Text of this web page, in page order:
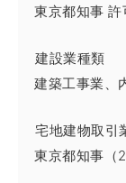
東京都知事
建設業種類
建築工事業、
宅地建物取引
東京都知事（